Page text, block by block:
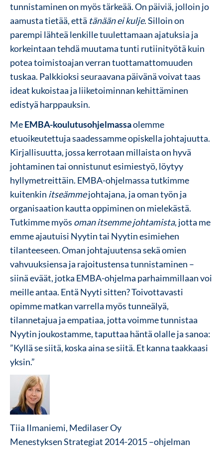
tunnistaminen on myös tärkeää. On päiviä, jolloin jo
aamusta tietää, että tänään ei kulje. Silloin on
parempi lähteä lenkille tuulettamaan ajatuksia ja
korkeintaan tehdä muutama tunti rutiinityötä kuin
potea toimistoajan verran tuottamattomuuden
tuskaa. Palkkioksi seuraavana päivänä voivat taas
ideat kukoistaa ja liiketoiminnan kehittäminen
edistyä harppauksin.
MeEMBA-koulutusohjelmassaolemme
etuoikeutettuja saadessamme opiskella johtajuutta.
Kirjallisuutta, jossa kerrotaan millaista on hyvä
johtaminen tai onnistunut esimiestyö, löytyy
hyllymetreittäin. EMBA-ohjelmassa tutkimme
kuitenkin itseämmejohtajana, ja oman työn ja
organisaation kautta oppiminen on mielekästä.
Tutkimme myös oman itsemme johtamista, jotta me
emme ajautuisi Nyytin tai Nyytin esimiehen
tilanteeseen. Oman johtajuutensa sekä omien
vahvuuksiensa ja rajoitustensa tunnistaminen –
siinä eväät, jotka EMBA-ohjelma parhaimmillaan voi
meille antaa. Entä Nyyti sitten? Toivottavasti
opimme matkan varrella myös tunneälyä,
tilannetajua ja empatiaa, jotta voimme tunnistaa
Nyytin joukostamme, taputtaa häntä olalle ja sanoa:
”Kyllä se siitä, koska aina se siitä. Et kanna taakkaasi
yksin.”
Tiia Ilmaniemi, Medilaser Oy
Menestyksen Strategiat 2014-2015 –ohjelman